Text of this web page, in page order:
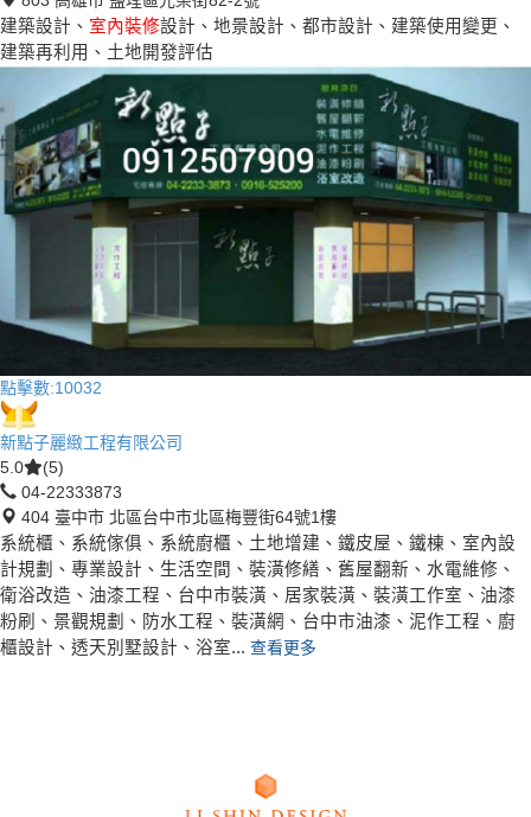
建築設計、 室內裝修設計、地景設計、都市設計、建築使用變更、
建築再利用、土地開發評估
點擊數:10032
新點子麗緻工程有限公司
5.0
(5)
04-22333873
404 臺中市 北區台中市北區梅豐街64號1樓
系統櫃、系統傢俱、系統廚櫃、土地增建、鐵皮屋、鐵棟、室內設
計規劃、專業設計、生活空間、裝潢修繕、舊屋翻新、水電維修、
衛浴改造、油漆工程、台中市裝潢、居家裝潢、裝潢工作室、油漆
粉刷、景觀規劃、防水工程、裝潢網、台中市油漆、泥作工程、廚
櫃設計、透天別墅設計、浴室... 查看更多